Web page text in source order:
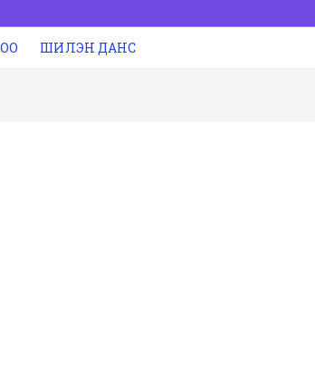
ШИЛЭН ДАНС